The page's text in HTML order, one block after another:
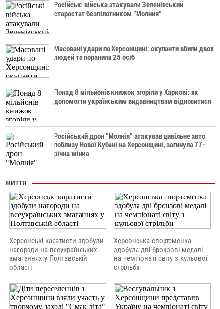
Російські війська атакували Зеленівський
старостат безпілотником "Молния"
Масовані удари по Херсонщині: окупанти вбили двох
людей та поранили 25 осіб
Понад 8 мільйонів книжок згоріли у Харкові: як
допомогти українським видавництвам відновитися
Російський дрон "Молнія" атакував цивільне авто
поблизу Нової Кубані на Херсонщині, загинула 77-
річна жінка
ЖИТТЯ
Херсонські каратисти здобули
нагороди на всеукраїнських
змаганнях у Полтавській
області
Херсонська спортсменка
здобула дві бронзові медалі
на чемпіонаті світу з кульової
стрільби